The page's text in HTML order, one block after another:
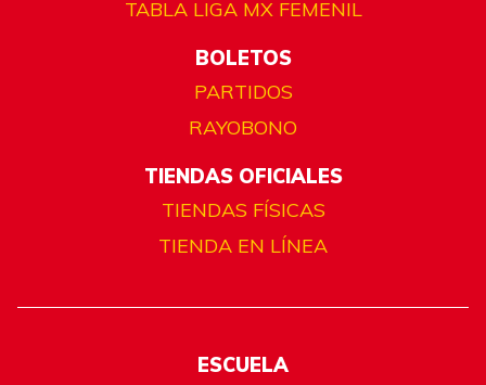
TABLA LIGA MX FEMENIL
BOLETOS
PARTIDOS
RAYOBONO
TIENDAS OFICIALES
TIENDAS FÍSICAS
TIENDA EN LÍNEA
ESCUELA